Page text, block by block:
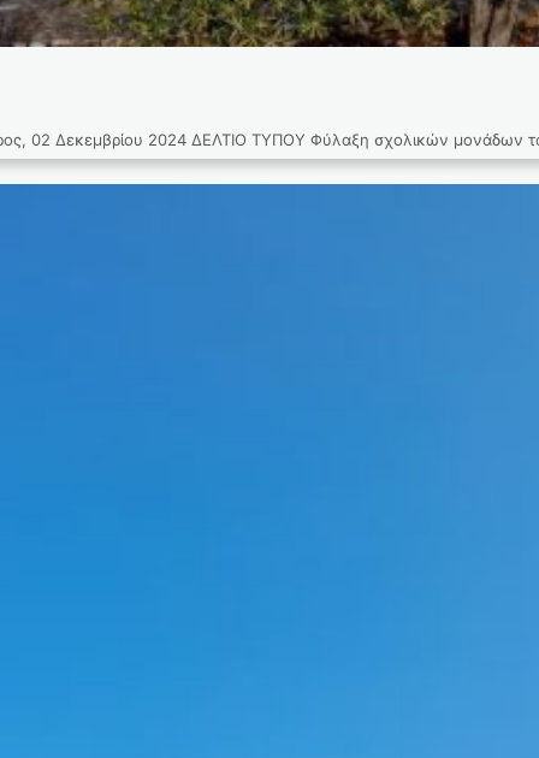
2024 ΔΕΛΤΙΟ ΤΥΠΟΥ Φύλαξη σχολικών μονάδων του